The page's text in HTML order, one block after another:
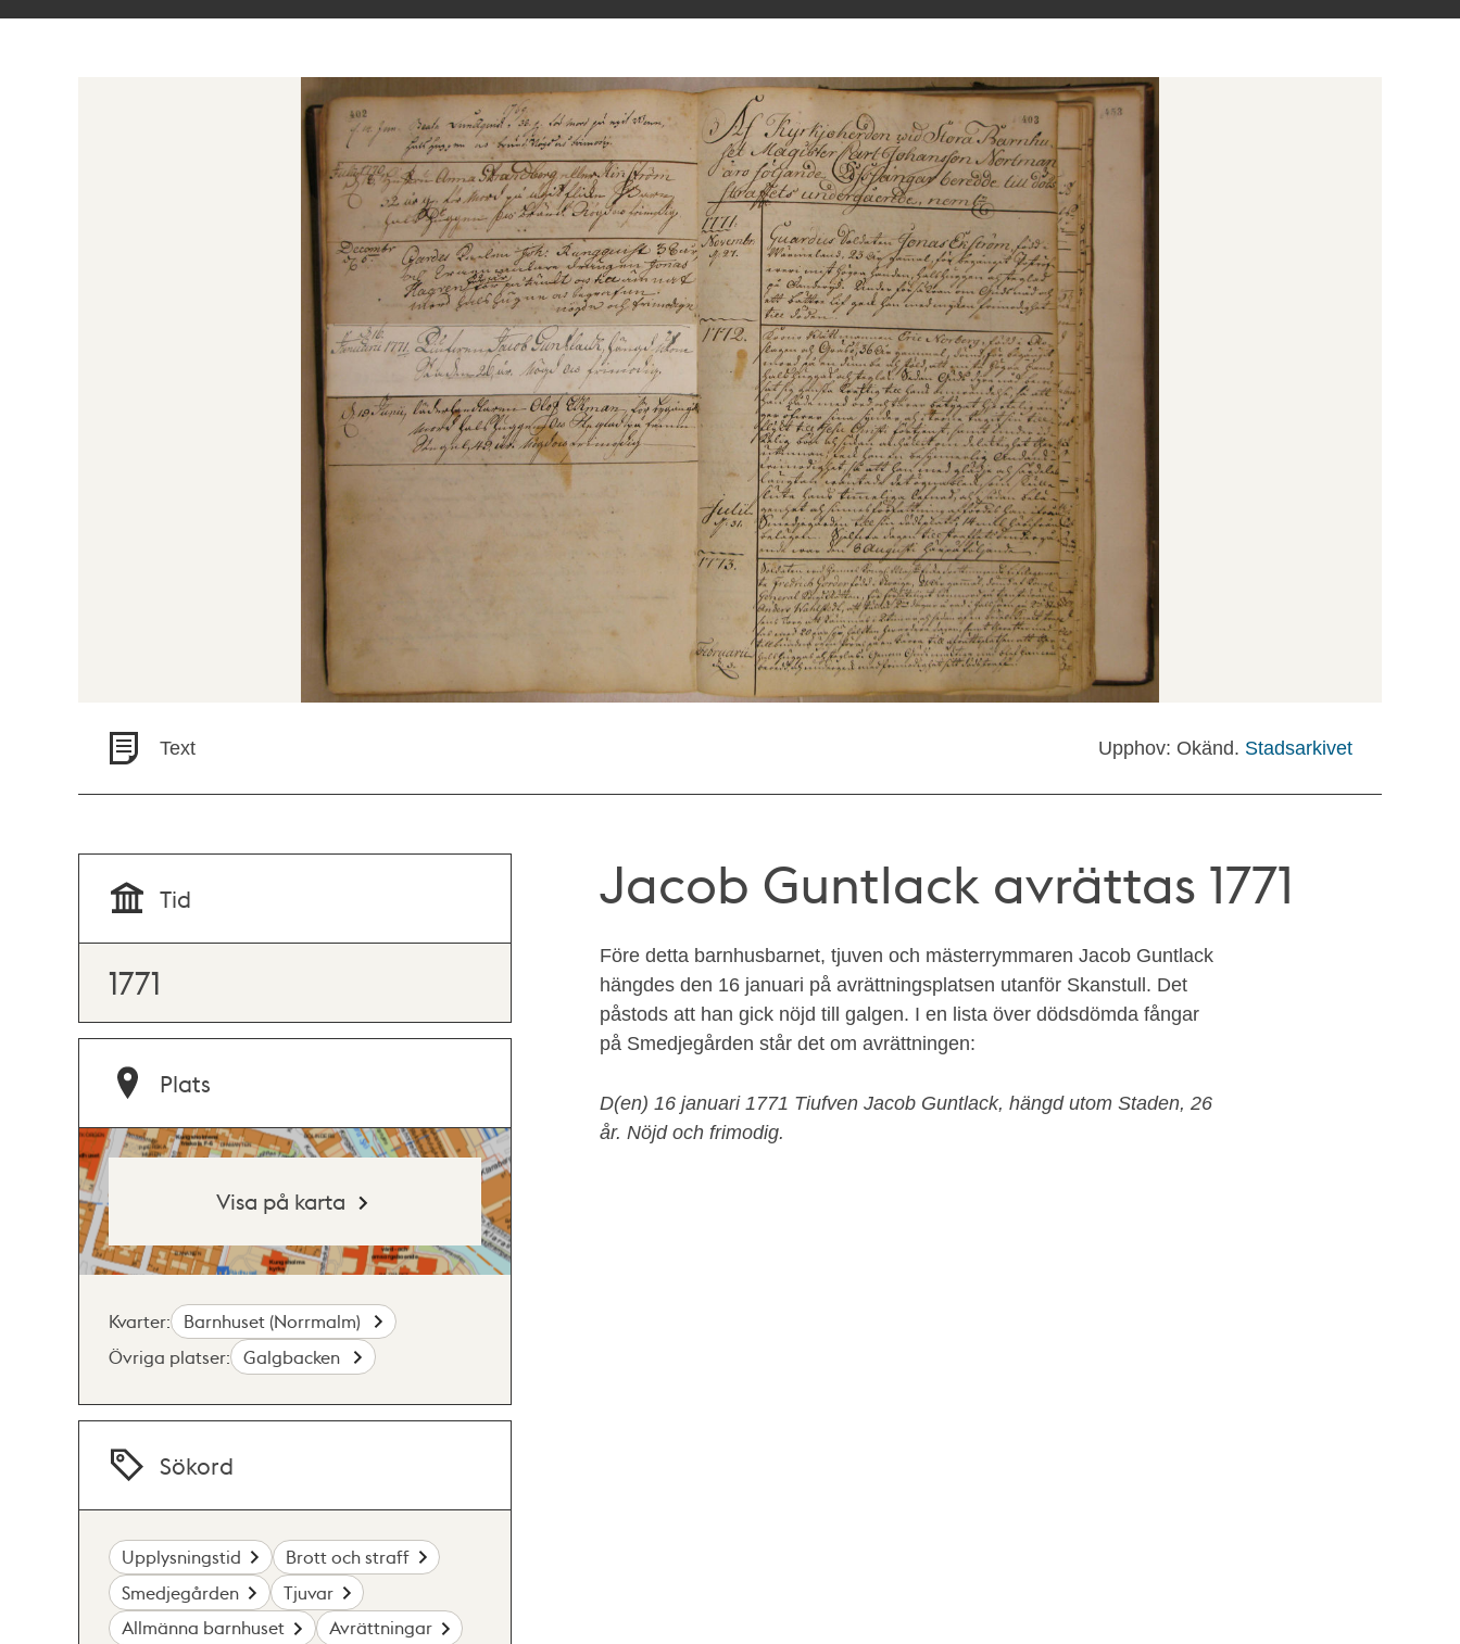
Text Upphov: Okänd. Stadsarkivet
Jacob Guntlack avrättas 1771
Före detta barnhusbarnet, tjuven och mästerrymmaren Jacob Guntlack
hängdes den 16 januari på avrättningsplatsen utanför Skanstull. Det
påstods att han gick nöjd till galgen. I en lista över dödsdömda fångar
på Smedjegården står det om avrättningen:
D(en) 16 januari 1771 Tiufven Jacob Guntlack, hängd utom Staden, 26
år. Nöjd och frimodig.
Tid
1771
Plats
Visa på karta
Kvarter:
Barnhuset (Norrmalm)
Övriga platser:
Galgbacken
Sökord
Upplysningstid
Brott och straff
Smedjegården
Tjuvar
Allmänna barnhuset
Avrättningar